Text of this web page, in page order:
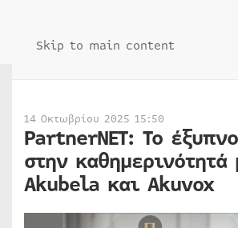
Skip to main content
14 Οκτωβρίου 2025 15:50
PartnerNET: Το
στην καθημερινότητά
Akubela και Akuvox